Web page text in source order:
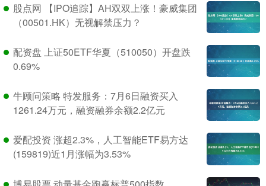
股点网 【IPO追踪】AH双双上涨！豪威集团
（00501.HK）无视解禁压力？
配资盘 上证50ETF华夏（510050）开盘跌
0.69%
牛顾问策略 特发服务：7月6日融资买入
1261.24万元，融资融券余额2.2亿元
爱配投资 涨超2.3%，人工智能ETF易方达
(159819)近1月涨幅为3.53%